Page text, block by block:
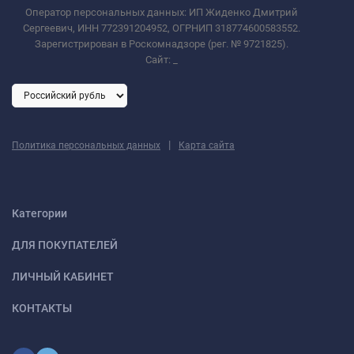
Оператор персональных данных: ИП Жиденко Дмитрий
Сергеевич, ИНН 772391204952, ОГРНИП 318774600583552.
Зарегистрирован в Роскомнадзоре (рег. № 9721825).
Сайт:
Политика персональных данных | Карта сайта
Категории
ДЛЯ ПОКУПАТЕЛЕЙ
ЛИЧНЫЙ КАБИНЕТ
КОНТАКТЫ